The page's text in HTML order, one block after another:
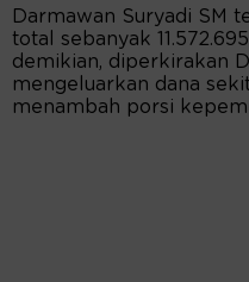
Darmawan Suryadi SM
total sebanyak
demikian, diperkirakan
mengeluarkan dana
menambah porsi